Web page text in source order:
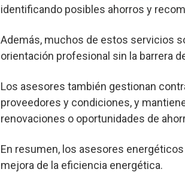
identificando posibles ahorros y
Además, muchos de estos servicios
orientación profesional sin la barrera
Los asesores también gestionan
proveedores y condiciones, y
renovaciones o oportunidades de
En resumen, los asesores
mejora de la eficiencia energética.